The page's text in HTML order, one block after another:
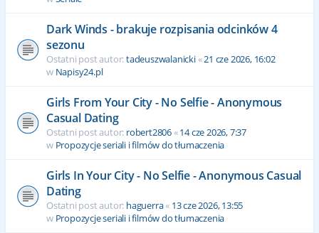
Dark Winds - brakuje rozpisania odcinków 4
sezonu
Ostatni post autor:tadeuszwalanicki«21 cze 2026, 16:02
w Napisy24.pl
Girls From Your City - No Selfie - Anonymous
Casual Dating
Ostatni post autor: robert2806«14 cze 2026, 7:37
w Propozycje seriali i filmów do tłumaczenia
Girls In Your City - No Selfie - Anonymous Casual
Dating
Ostatni post autor: haguerra« 13 cze 2026, 13:55
w Propozycje seriali i filmów do tłumaczenia